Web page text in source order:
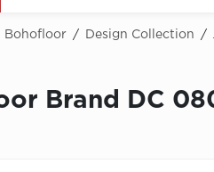
Bohofloor / Design Collection /
Brand DC